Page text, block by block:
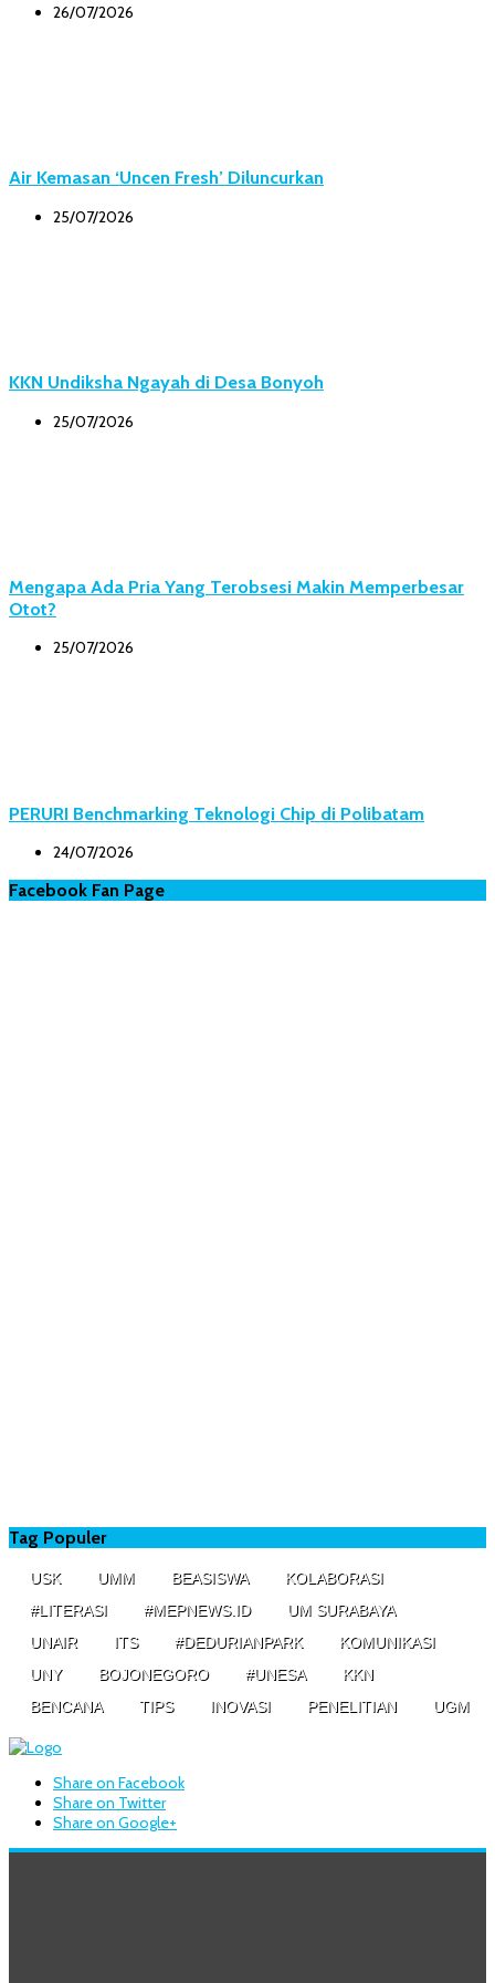
26/07/2026
Air Kemasan ‘Uncen Fresh’ Diluncurkan
25/07/2026
KKN Undiksha Ngayah di Desa Bonyoh
25/07/2026
Mengapa Ada Pria Yang Terobsesi Makin Memperbesar
Otot?
25/07/2026
PERURI Benchmarking Teknologi Chip di Polibatam
24/07/2026
Facebook Fan Page
Tag Populer
USK UMM BEASISWA
KOLABORASI
#LITERASI
#MEPNEWS.ID
UM SURABAYA
UNAIR
ITS #DEDURIANPARK
KOMUNIKASI
UNY
BOJONEGORO #UNESA
KKN
BENCANA
TIPS INOVASI PENELITIAN UGM
Share on Facebook
Share on Twitter
Share on Google+